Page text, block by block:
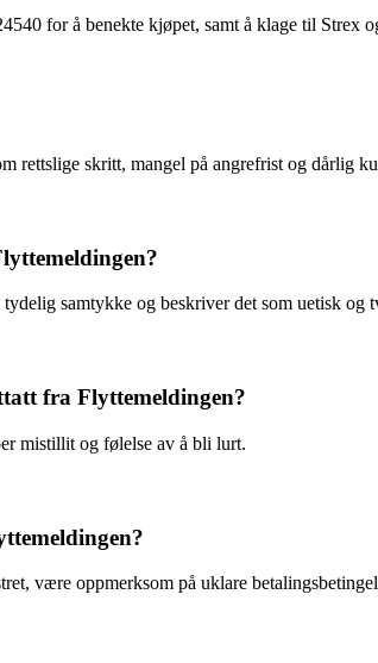
for å benekte kjøpet, samt å klage til Strex
rettslige skritt, mangel på angrefrist og dårlig
samtykke og beskriver det som uetisk og
fra Flyttemeldingen?
mistillit og følelse av å bli lurt.
være oppmerksom på uklare